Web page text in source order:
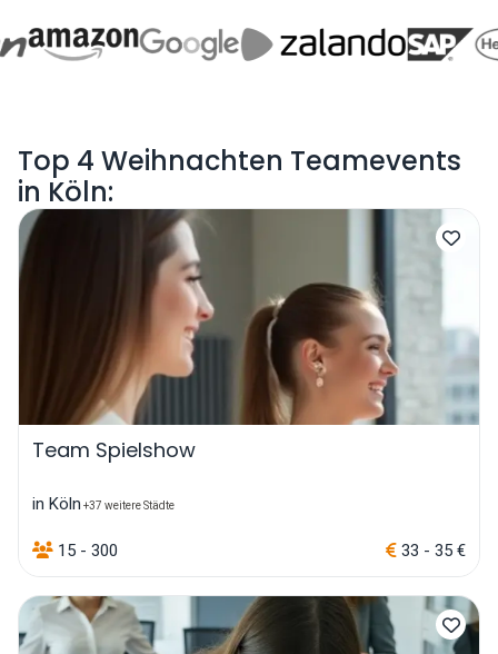
Top 4 Weihnachten Teamevents
in Köln:
Team Spielshow
in Köln +37 weitere Städte
15 - 300 33 - 35 €